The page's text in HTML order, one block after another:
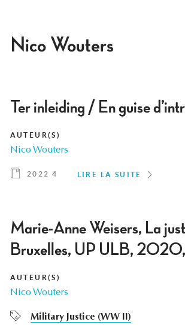
Nico Wouters
Ter inleiding / En guise
AUTEUR(S)
Nico Wouters
2022 4 LIRE LA SUITE
Marie-Anne Weisers, La
Bruxelles, UP ULB,
AUTEUR(S)
Nico Wouters
Military Justice (WW II)